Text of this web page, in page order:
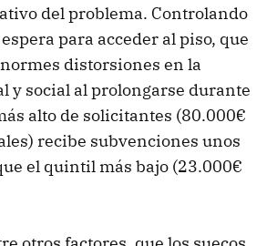
del problema. Controlando
para acceder al piso, que
distorsiones en la
y social al prolongarse durante
alto de solicitantes (80.000€
recibe subvenciones unos
el quintil más bajo (23.000€